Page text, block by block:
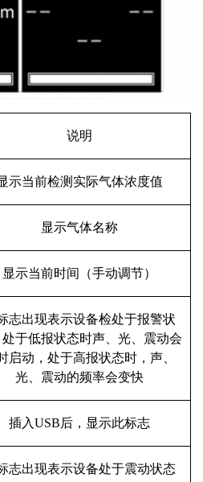
说明
示当前检测实际气体浓度值
显示气体名称
显示当前时间（手动调节）
志出现表示设备检处于报警状
处于低报状态时声、光、震动会
启动，处于高报状态时，声、
光、震动的频率会变快
插入USB后，显示此标志
志出现表示设备处于震动状态